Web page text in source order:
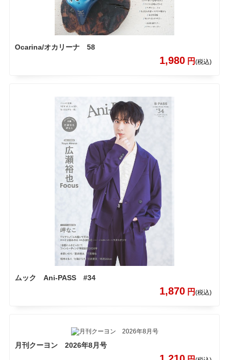
Ocarina/オカリーナ 58
1,980 円(税込)
ムック Ani-PASS #34
1,870 円(税込)
月刊クーヨン 2026年8月号